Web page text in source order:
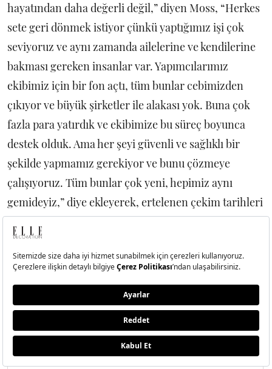
hayatından daha değerli değil,” diyen Moss, “Herkes
sete geri dönmek istiyor çünkü yaptığımız işi çok
seviyoruz ve aynı zamanda ailelerine ve kendilerine
bakması gereken insanlar var. Yapımcılarımız
ekibimiz için bir fon açtı, tüm bunlar cebimizden
çıkıyor ve büyük şirketler ile alakası yok. Buna çok
fazla para yatırdık ve ekibimize bu süreç boyunca
destek olduk. Ama her şeyi güvenli ve sağlıklı bir
şekilde yapmamız gerekiyor ve bunu çözmeye
çalışıyoruz. Tüm bunlar çok yeni, hepimiz aynı
gemideyiz,” diye ekleyerek, ertelenen çekim tarihleri
hakkında konuşmuştu.